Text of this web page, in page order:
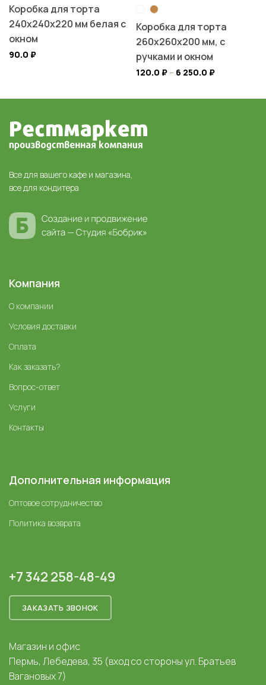
Коробка для торта
240х240х220 мм белая с
окном
90.0 ₽
Коробка для торта
260х260х200 мм, с
ручками и окном
120.0 ₽– 6 250.0 ₽
Все для вашего кафе и магазина,
все для кондитера
Компания
О компании
Условия доставки
Оплата
Как заказать?
Вопрос-ответ
Услуги
Контакты
Дополнительная информация
Оптовое сотрудничество
Политика возврата
+7 342 258-48-49
ЗАКАЗАТЬ ЗВОНОК
Магазин и офис
Пермь, Лебедева, 35 (вход со стороны ул. Братьев
Вагановых 7)